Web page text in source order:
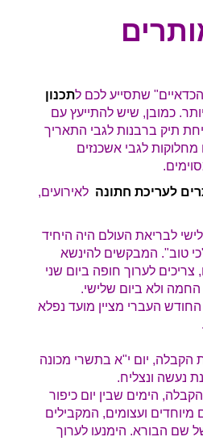
שתסייע לכם לתכנון
כמובן, שיש להתייעץ עם
תיק ברבנות לגבי התאריך
מחלוקות לגבי אשכנזים
לעריכת חתונה לאירועים,
לבריאת העולם היה היחיד
טוב". המבקשים להינשא
צריכים לערוך חופה ביום שני
ולא ביום שלישי.
העברי מציין מועד נפלא
הקבלה, יום י"א בתשרי מכונה
נעשה ונצליח.
הימים שבין יום כיפור
מיוחדים ועצומים, המקבילים
שם הבורא. הימנעו לערוך